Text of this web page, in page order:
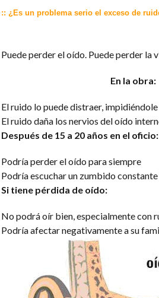
Matriz Profesional
:: ¿Es un problema serio el exceso de
Puede perder el oído. Puede perder la
En la obra:
El ruido lo puede distraer,
El ruido daña los nervios del oído
Después de 15 a 20 años en el oficio:
Podría perder el oído para siempre
Podría escuchar un zumbido
Si tiene pérdida de oído:
No podrá oír bien, especialmente con
Podría afectar negativamente a su